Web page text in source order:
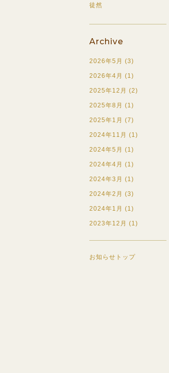
徒然
Archive
2026年5月 (3)
2026年4月 (1)
2025年12月 (2)
2025年8月 (1)
2025年1月 (7)
2024年11月 (1)
2024年5月 (1)
2024年4月 (1)
2024年3月 (1)
2024年2月 (3)
2024年1月 (1)
2023年12月 (1)
お知らせトップ